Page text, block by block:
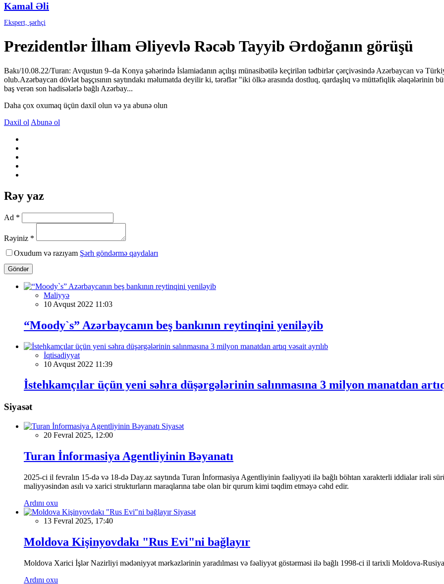
Kamal Əli
Ekspert, şərhçi
Prezidentlər İlham Əliyevlə Rəcəb Tayyib Ərdoğanın görüşü
Bakı/10.08.22/Turan: Avqustun 9–da Konya şəhərində İslamiadanın açılışı münasibətilə keçirilən tədbirlər çərçivəsində Azərbaycan və
olub.Azərbaycan dövlət başçısının saytındakı məlumatda deyilir ki, tərəflər "iki ölkə arasında dostluq, qardaşlıq və müttəfiqlik əlaqələrinin
baş verən son hadisələrlə bağlı Azərbay...
Daha çox oxumaq üçün daxil olun və ya abunə olun
Daxil ol Abunə ol
Rəy yaz
Ad *
Rəyiniz *
Oxudum və razıyam Şərh göndərmə qaydaları
Göndər
Maliyyə
10 Avqust 2022 11:03
“Moody`s” Azərbaycanın beş bankının reytinqini yeniləyib
İqtisadiyyat
10 Avqust 2022 11:39
İstehkamçılar üçün yeni səhra düşərgələrinin salınmasına 3 milyon manatdan
Siyasət
Siyasət
20 Fevral 2025, 12:00
Turan İnformasiya Agentliyinin Bəyanatı
2025-ci il fevralın 15-də və 18-də Day.az saytında Turan İnformasiya Agentliyinin fəaliyyəti ilə bağlı böhtan xarakterli iddialar irəli
maliyyəsindən asılı və xarici strukturların maraqlarına tabe olan bir qurum kimi təqdim etməyə cəhd edir.
Ardını oxu
Siyasət
13 Fevral 2025, 17:40
Moldova Kişinyovdakı "Rus Evi"ni bağlayır
Moldova Xarici İşlər Nazirliyi mədəniyyət mərkəzlərinin yaradılması və fəaliyyət göstərməsi ilə bağlı 1998-ci il tarixli Moldova-
Ardını oxu